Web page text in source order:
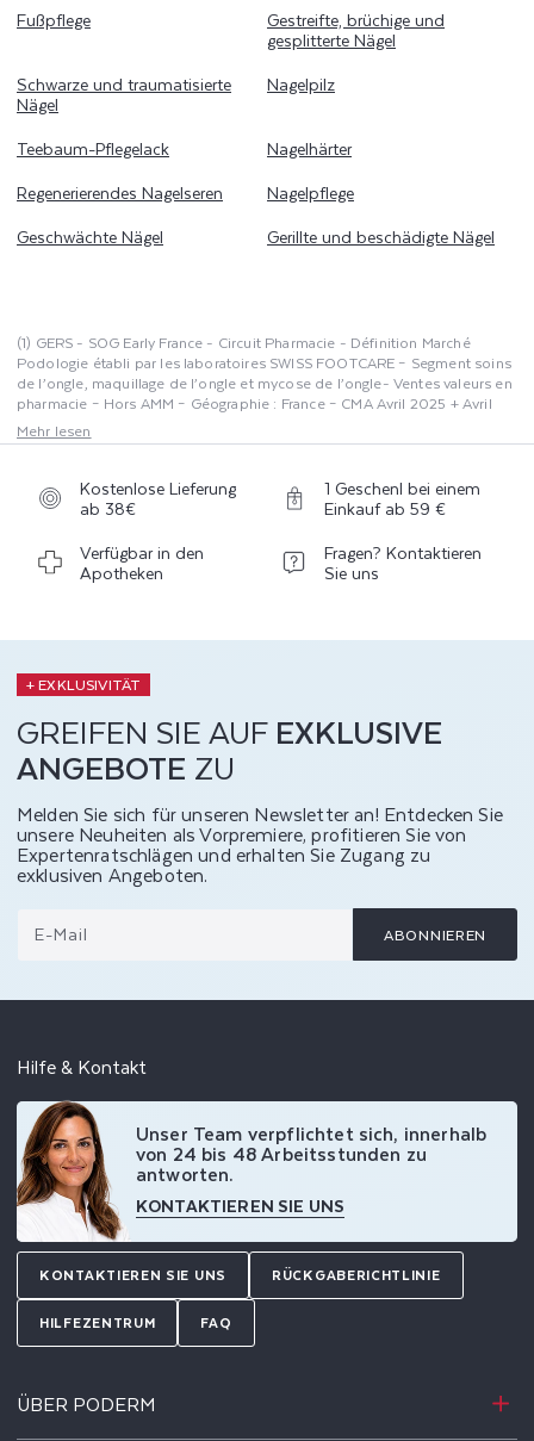
Fußpflege Gestreifte, brüchige und
gesplitterte Nägel
Schwarze und traumatisierte
Nägel
Nagelpilz
Teebaum-Pflegelack
Nagelhärter
Regenerierendes Nagelseren
Nagelpflege
Geschwächte Nägel
Gerillte und beschädigte Nägel
(1) GERS - SOG Early France - Circuit Pharmacie - Définition Marché
Podologie établi par les laboratoires SWISS FOOTCARE – Segment soins
de l’ongle, maquillage de l’ongle et mycose de l’ongle- Ventes valeurs en
pharmacie – Hors AMM – Géographie : France – CMA Avril 2025 + Avril
2025. (2) GERS - SOG Early France - Circuit Pharmacie - Définition
Marché Podologie établi par les laboratoires SWISS FOOTCARE –
Géographie : France – CMA Avril 2025 . (3) GERS - SOG Early France -
Circuit Pharmacie - Définition Marché Podologie établi par les
valeurs en pharmacie – Hors AMM – Géographie : France – CMA Avril
2025 . (4) GERS - SOG Early France - Circuit Pharmacie - Définition
Marché Podologie établi par les laboratoires SWISS FOOTCARE –
Mehr lesen
Kostenlose Lieferung
ab 38€
1 Geschenl bei einem
Einkauf ab 59 €
Verfügbar in den
Apotheken
Fragen? Kontaktieren
Sie uns
+ EXKLUSIVITÄT
GREIFEN SIE AUFEXKLUSIVE
ANGEBOTE ZU
Melden Sie sich für unseren Newsletter an! Entdecken Sie
unsere Neuheiten als Vorpremiere, profitieren Sie von
Expertenratschlägen und erhalten Sie Zugang zu
exklusiven Angeboten.
E-Mail ABONNIEREN
Hilfe & Kontakt
Unser Team verpflichtet sich, innerhalb
von 24 bis 48 Arbeitsstunden zu
antworten.
KONTAKTIEREN SIE UNS
KONTAKTIEREN SIE UNS RÜCKGABERICHTLINIE
HILFEZENTRUM FAQ
ÜBER PODERM